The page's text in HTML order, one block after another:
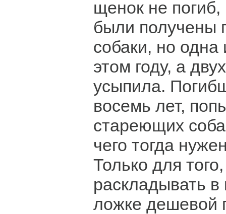
щенок не погиб,
были получены
собаки, но одна
этом году, а
усыпила.
восемь лет,
стареющих
чего тогда
Только для
раскладывать
ложке дешевой